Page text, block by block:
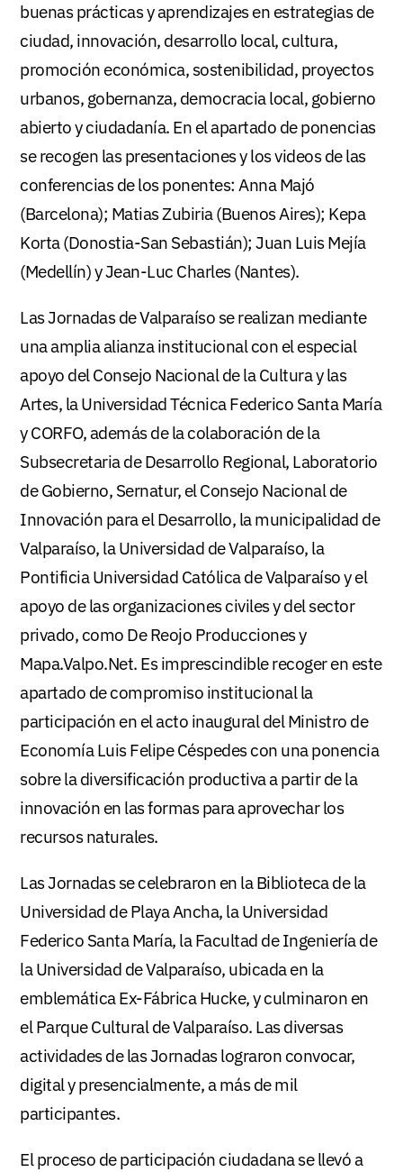
buenas prácticas y aprendizajes en estrategias de
ciudad, innovación, desarrollo local, cultura,
promoción económica, sostenibilidad, proyectos
urbanos, gobernanza, democracia local, gobierno
abierto y ciudadanía. En el apartado de ponencias
se recogen las presentaciones y los videos de las
conferencias de los ponentes: Anna Majó
(Barcelona); Matias Zubiria (Buenos Aires); Kepa
Korta (Donostia-San Sebastián); Juan Luis Mejía
(Medellín) y Jean-Luc Charles (Nantes).
Las Jornadas de Valparaíso se realizan mediante
una amplia alianza institucional con el especial
apoyo del Consejo Nacional de la Cultura y las
Artes, la Universidad Técnica Federico Santa María
y CORFO, además de la colaboración de la
Subsecretaria de Desarrollo Regional, Laboratorio
de Gobierno, Sernatur, el Consejo Nacional de
Innovación para el Desarrollo, la municipalidad de
Valparaíso, la Universidad de Valparaíso, la
Pontificia Universidad Católica de Valparaíso y el
apoyo de las organizaciones civiles y del sector
privado, como De Reojo Producciones y
Mapa.Valpo.Net. Es imprescindible recoger en este
apartado de compromiso institucional la
participación en el acto inaugural del Ministro de
Economía Luis Felipe Céspedes con una ponencia
sobre la diversificación productiva a partir de la
innovación en las formas para aprovechar los
recursos naturales.
Las Jornadas se celebraron en la Biblioteca de la
Universidad de Playa Ancha, la Universidad
Federico Santa María, la Facultad de Ingeniería de
la Universidad de Valparaíso, ubicada en la
emblemática Ex-Fábrica Hucke, y culminaron en
el Parque Cultural de Valparaíso. Las diversas
actividades de las Jornadas lograron convocar,
digital y presencialmente, a más de mil
participantes.
El proceso de participación ciudadana se llevó a